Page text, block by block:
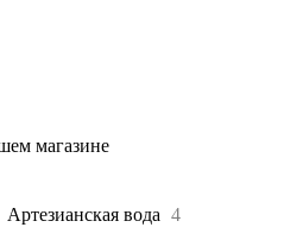
магазине
Артезианская вода 4